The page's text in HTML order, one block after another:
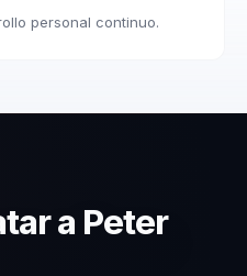
personal continuo.
a Peter